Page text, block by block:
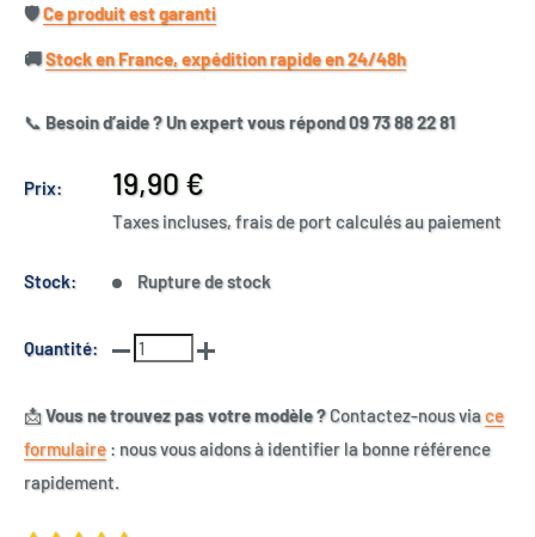
🛡️​Ce produit est garanti
🚚​Stock en France, expédition rapide en 24/48h
📞 Besoin d’aide ? Un expert vous répond 09 73 88 22 81
Prix:
Prix
réduit
19,90 €
Taxes incluses, frais de port calculés au paiement
Stock: Rupture de stock
Quantité:
📩Vous ne trouvez pas votre modèle ?Contactez-nous viace
formulaire : nous vous aidons à identifier la bonne référence
rapidement.